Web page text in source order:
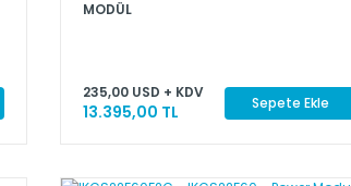
MODÜL
235,00 USD + KDV
13.395,00 TL Sepete Ekle